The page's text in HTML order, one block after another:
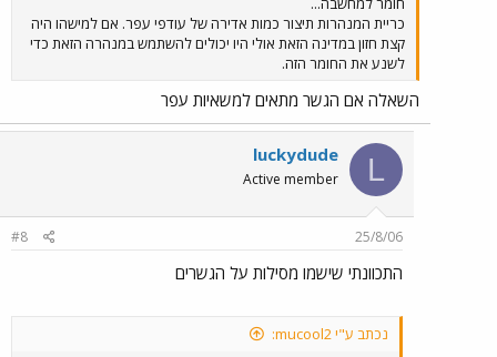
כריית המנהרות תיצור כמות אדירה של עודפי עפר. אם למישהו היה
קצת חזון במדינה הזאת אולי היו יכולים להשתמש במנהרה הזאת כדי
לשנע את החומר הזה.
השאלה אם הגשר מתאים למשאיות עפר
L
luckydude
Active member
25/8/06
#8
התכוונתי שישמו מסילות על הגשרים
נכתב ע"י mucool2: